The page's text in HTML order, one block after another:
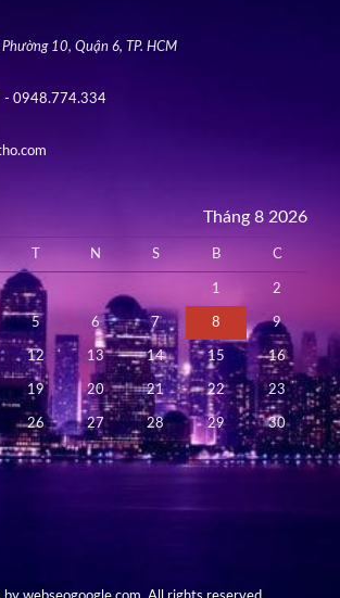
10, Quận 6, TP. HCM
- 0948.774.334
Tháng 8 2026
N S B C
1 2
5 6 7 8 9
12 13 14 15 16
19 20 21 22 23
26 27 28 29 30